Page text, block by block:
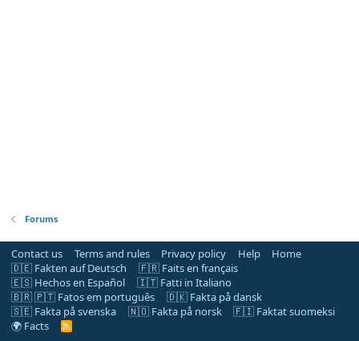
Forums
Contact us Terms and rules Privacy policy Help
Home
🇩🇪 Fakten auf Deutsch
🇫🇷 Faits en français
🇪🇸 Hechos en Español
🇮🇹 Fatti in Italiano
🇧🇷 🇵🇹 Fatos em português
🇩🇰 Fakta på dansk
🇸🇪 Fakta på svenska
🇳🇴 Fakta på norsk
🇫🇮 Faktat suomeksi
🌍 Facts
R